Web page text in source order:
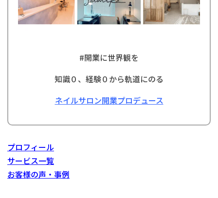
#開業に世界観を
知識０、経験０から軌道にのる
ネイルサロン開業プロデュース
プロフィール
サービス一覧
お客様の声・事例